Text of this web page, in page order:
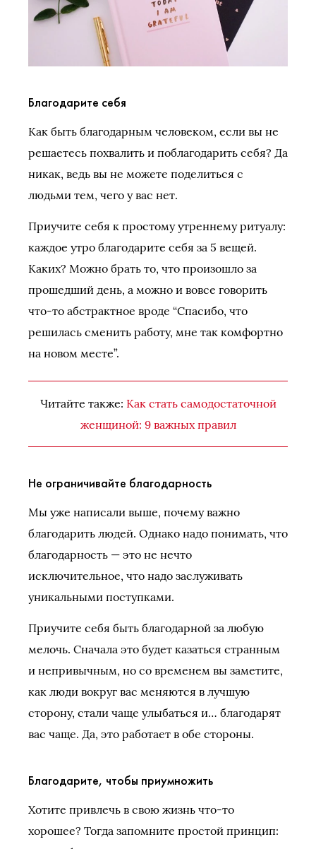
Благодарите себя
Как быть благодарным человеком, если вы не
решаетесь похвалить и поблагодарить себя? Да
никак, ведь вы не можете поделиться с
людьми тем, чего у вас нет.
Приучите себя к простому утреннему ритуалу:
каждое утро благодарите себя за 5 вещей.
Каких? Можно брать то, что произошло за
прошедший день, а можно и вовсе говорить
что-то абстрактное вроде “Спасибо, что
решилась сменить работу, мне так комфортно
на новом месте”.
Читайте также: Как стать самодостаточной
женщиной: 9 важных правил
Не ограничивайте благодарность
Мы уже написали выше, почему важно
благодарить людей. Однако надо понимать, что
благодарность — это не нечто
исключительное, что надо заслуживать
уникальными поступками.
Приучите себя быть благодарной за любую
мелочь. Сначала это будет казаться странным
и непривычным, но со временем вы заметите,
как люди вокруг вас меняются в лучшую
сторону, стали чаще улыбаться и… благодарят
вас чаще. Да, это работает в обе стороны.
Благодарите, чтобы приумножить
Хотите привлечь в свою жизнь что-то
хорошее? Тогда запомните простой принцип: